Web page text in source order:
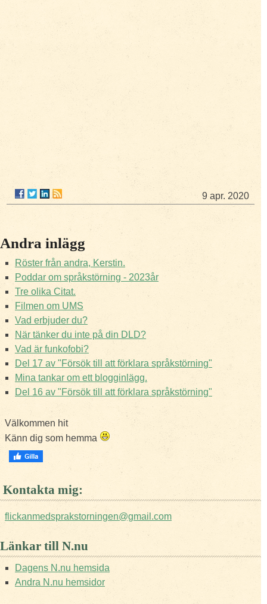
9 apr. 2020
Andra inlägg
Röster från andra, Kerstin.
Poddar om språkstörning - 2023år
Tre olika Citat.
Filmen om UMS
Vad erbjuder du?
När tänker du inte på din DLD?
Vad är funkofobi?
Del 17 av "Försök till att förklara språkstörning"
Mina tankar om ett blogginlägg.
Del 16 av "Försök till att förklara språkstörning"
Välkommen hit
Känn dig som hemma
Kontakta mig:
flickanmedsprakstorningen@gmail.com
Länkar till N.nu
Dagens N.nu hemsida
Andra N.nu hemsidor